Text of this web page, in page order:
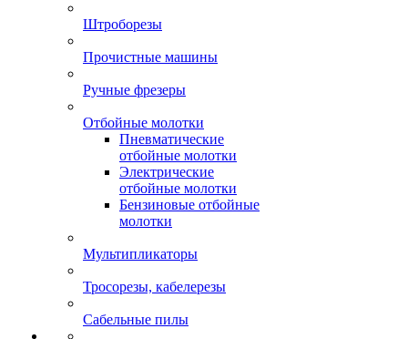
Штроборезы
Прочистные машины
Ручные фрезеры
Отбойные молотки
Пневматические
отбойные молотки
Электрические
отбойные молотки
Бензиновые отбойные
молотки
Мультипликаторы
Тросорезы, кабелерезы
Сабельные пилы